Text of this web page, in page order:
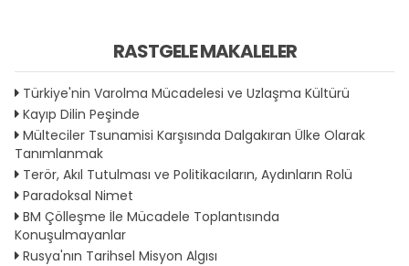
RASTGELE MAKALELER
Türkiye'nin Varolma Mücadelesi ve Uzlaşma Kültürü
Kayıp Dilin Peşinde
Mülteciler Tsunamisi Karşısında Dalgakıran Ülke Olarak
Tanımlanmak
Terör, Akıl Tutulması ve Politikacıların, Aydınların Rolü
Paradoksal Nimet
BM Çölleşme İle Mücadele Toplantısında
Konuşulmayanlar
Rusya'nın Tarihsel Misyon Algısı